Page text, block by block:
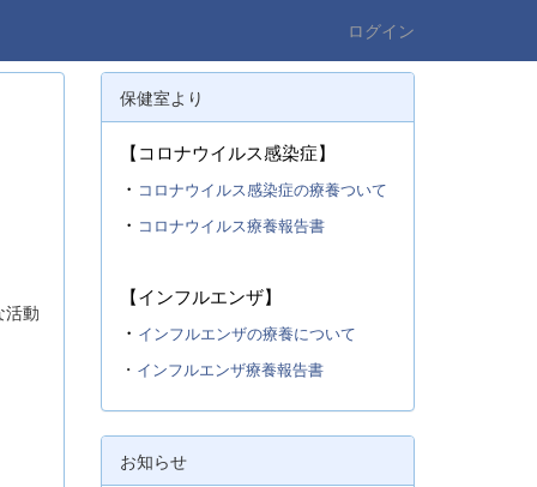
ログイン
動
保健室より
【コロナウイルス感染症】
・ コロナウイルス感染症の療養ついて
・ コロナウイルス療養報告書
【インフルエンザ】
・ インフルエンザの療養について
・ インフルエンザ療養報告書
お知らせ